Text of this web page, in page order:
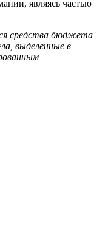
являясь частью
средства бюджета
выделенные в